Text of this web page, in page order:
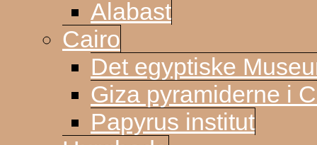
Alabast
Cairo
Det egyptiske
Giza pyramiderne i
Papyrus institut